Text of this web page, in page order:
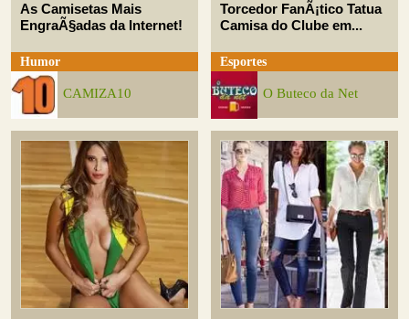
As Camisetas Mais
EngraÃ§adas da Internet!
Humor
CAMIZA10
Torcedor FanÃ¡tico Tatua
Camisa do Clube em...
Esportes
O Buteco da Net